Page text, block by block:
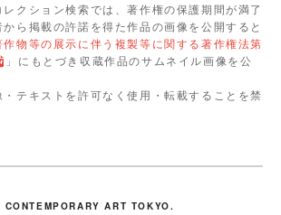
クション検索では、著作権の保護期間が満了
ら掲載の許諾を得た作品の画像を公開すると
作物等の展示に伴う複製等に関する著作権法第
」にもとづき収蔵作品のサムネイル画像を公
・テキストを許可なく使用・転載することを禁
ART TOKYO.